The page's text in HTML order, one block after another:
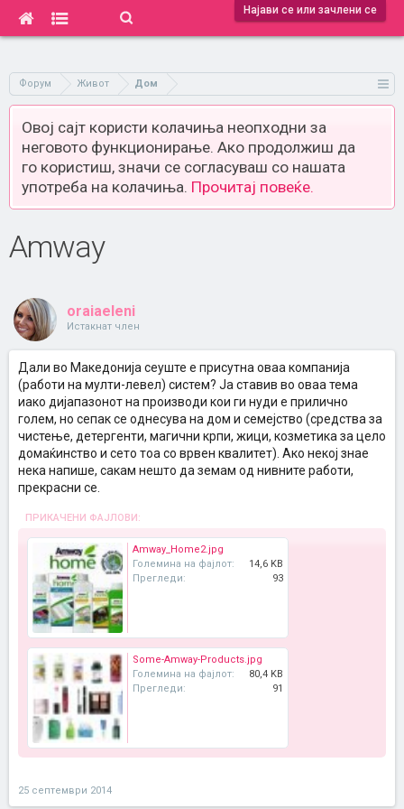
Најави се или зачлени се
Форум Живот Дом
Овој сајт користи колачиња неопходни за
неговото функционирање. Ако продолжиш да
го користиш, значи се согласуваш со нашата
употреба на колачиња. Прочитај повеќе.
Amway
oraiaeleni
Истакнат член
Дали во Македонија сеуште е присутна оваа компанија
(работи на мулти-левел) систем? Ја ставив во оваа тема
иако дијапазонот на производи кои ги нуди е прилично
голем, но сепак се однесува на дом и семејство (средства за
чистење, детергенти, магични крпи, жици, козметика за цело
домаќинство и сето тоа со врвен квалитет). Ако некој знае
нека напише, сакам нешто да земам од нивните работи,
прекрасни се.
ПРИКАЧЕНИ ФАЈЛОВИ:
Amway_Home2.jpg
Големина на фајлот:
14,6 KB
Прегледи:
93
Some-Amway-Products.jpg
Големина на фајлот:
80,4 KB
Прегледи:
91
25 септември 2014